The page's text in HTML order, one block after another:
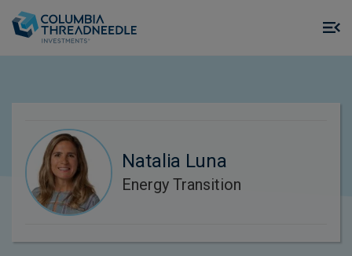
Natalia Luna
Energy Transition